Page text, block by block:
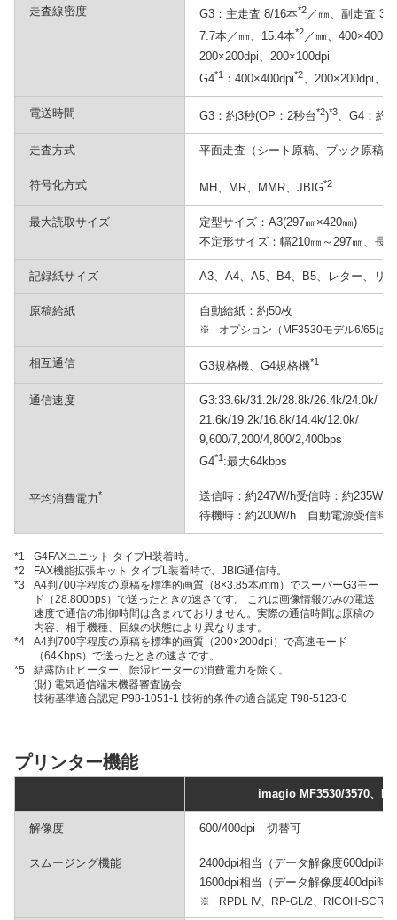
走査線密度 G3：主走査 8/16本*2／㎜、副走査
7.7本／㎜、15.4本*2／㎜、400×400dpi
200×200dpi、200×100dpi
G4*1 ：400×400dpi*2 、200×200dpi、
電送時間 G3：約3秒(OP：2秒台*2)*3、G4：約3
走査方式 平面走査（シート原稿、ブック原稿
符号化方式 MH、MR、MMR、JBIG*2
最大読取サイズ
定型サイズ：A3(297㎜×420㎜)
不定形サイズ：幅210㎜～297㎜、長
記録紙サイズ A3、A4、A5、B4、B5、レター、リ
原稿給紙 自動給紙：約50枚
※ オプション（MF3530モデル6/65は
相互通信 G3規格機、G4規格機*1
通信速度
G3:33.6k/31.2k/28.8k/26.4k/24.0k/
21.6k/19.2k/16.8k/14.4k/12.0k/
9,600/7,200/4,800/2,400bps
G4*1 :最大64kbps
平均消費電力*
送信時：約247W/h受信時：約235W/
待機時：約200W/h 自動電源受信時
*1
G4FAXユニット タイプH装着時。
*2
FAX機能拡張キット タイプL装着時で、JBIG通信時。
*3
A4判700字程度の原稿を標準的画質（8×3.85本/mm）でスーパーG3モー
ド（28.800bps）で送ったときの速さです。 これは画像情報のみの電送
速度で通信の制御時間は含まれておりません。実際の通信時間は原稿の
内容、相手機種、回線の状態により異なります。
*4
A4判700字程度の原稿を標準的画質（200×200dpi）で高速モード
（64Kbps）で送ったときの速さです。
*5
結露防止ヒーター、除湿ヒーターの消費電力を除く。
(財) 電気通信端末機器審査協会
技術基準適合認定 P98-1051-1 技術的条件の適合認定 T98-5123-0
プリンター機能
imagio MF3530/3570、
解像度 600/400dpi 切替可
スムージング機能
2400dpi相当（データ解像度600dpi時
1600dpi相当（データ解像度400dpi時
※ RPDL IV、RP-GL/2、RICOH-